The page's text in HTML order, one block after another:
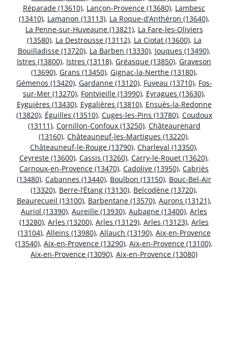
Réparade (13610), Lançon-Provence (13680), Lambesc
(13410), Lamanon (13113), La Roque-d’Anthéron (13640),
La Penne-sur-Huveaune (13821), La Fare-les-Oliviers
(13580), La Destrousse (13112), La Ciotat (13600), La
Bouilladisse (13720), La Barben (13330), Jouques (13490),
Istres (13800), Istres (13118), Gréasque (13850), Graveson
(13690), Grans (13450), Gignac-la-Nerthe (13180),
Gémenos (13420), Gardanne (13120), Fuveau (13710), Fos-
sur-Mer (13270), Fontvieille (13990), Eyragues (13630),
Eyguières (13430), Eygalières (13810), Ensuès-la-Redonne
(13820), Éguilles (13510), Cuges-les-Pins (13780), Coudoux
(13111), Cornillon-Confoux (13250), Châteaurenard
(13160), Châteauneuf-les-Martigues (13220),
Châteauneuf-le-Rouge (13790), Charleval (13350),
Ceyreste (13600), Cassis (13260), Carry-le-Rouet (13620),
Carnoux-en-Provence (13470), Cadolive (13950), Cabriès
(13480), Cabannes (13440), Boulbon (13150), Bouc-Bel-Air
(13320), Berre-l’Étang (13130), Belcodène (13720),
Beaurecueil (13100), Barbentane (13570), Aurons (13121),
Auriol (13390), Aureille (13930), Aubagne (13400), Arles
(13280), Arles (13200), Arles (13129), Arles (13123), Arles
(13104), Alleins (13980), Allauch (13190), Aix-en-Provence
(13540), Aix-en-Provence (13290), Aix-en-Provence (13100),
Aix-en-Provence (13090), Aix-en-Provence (13080)